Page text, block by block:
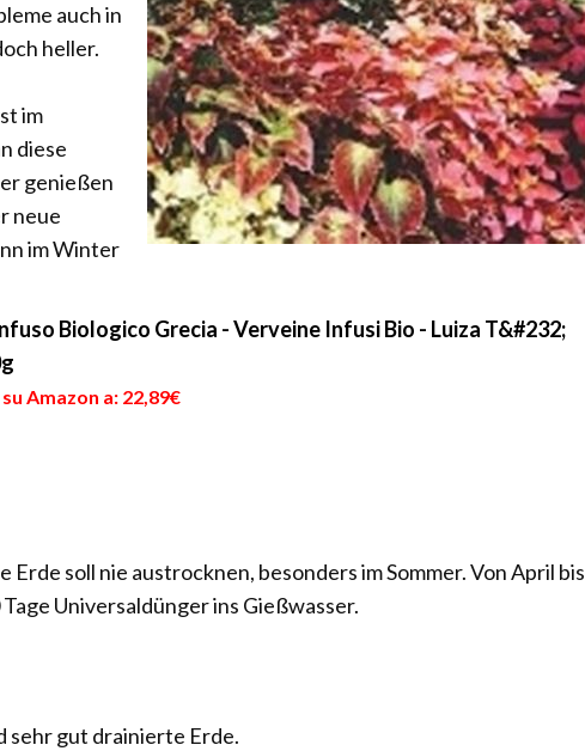
auch in
heller.
im
diese
genießen
neue
im Winter
Biologico Grecia - Verveine Infusi Bio - Luiza T&#232;
Amazon a: 22,89€
soll nie austrocknen, besonders im Sommer. Von April bis
Universaldünger ins Gießwasser.
sehr gut drainierte Erde.